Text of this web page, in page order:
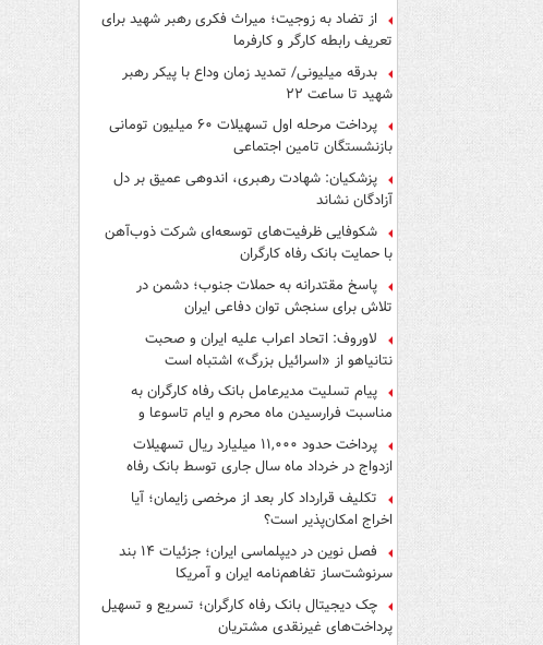
از تضاد به زوجیت؛ میراث فکری رهبر شهید برای
تعریف رابطه کارگر و کارفرما
بدرقه میلیونی/ تمدید زمان وداع با پیکر رهبر
شهید تا ساعت ۲۲
پرداخت مرحله اول تسهیلات ۶۰ میلیون تومانی
بازنشستگان تامین اجتماعی
پزشکیان: شهادت رهبری، اندوهی عمیق بر دل
آزادگان نشاند
شکوفایی ظرفیت‌های توسعه‌ای شرکت ذوب‌آهن
با حمایت‌ بانک رفاه کارگران
پاسخ مقتدرانه به حملات جنوب؛ دشمن در
تلاش برای سنجش توان دفاعی ایران
لاوروف: اتحاد اعراب علیه ایران و صحبت
نتانیاهو از «اسرائیل بزرگ» اشتباه است
پیام تسلیت مدیرعامل بانک رفاه کارگران به
مناسبت فرارسیدن ماه محرم و ایام تاسوعا و
عاشورای حسینی
پرداخت حدود ۱۱,۰۰۰ میلیارد ریال تسهیلات
ازدواج در خرداد ماه سال جاری توسط بانک رفاه
کارگران
تکلیف قرارداد کار بعد از مرخصی زایمان؛ آیا
اخراج امکان‌پذیر است؟
فصل نوین در دیپلماسی ایران؛ جزئیات ۱۴ بند
سرنوشت‌ساز تفاهم‌نامه ایران و آمریکا
چک دیجیتال بانک رفاه کارگران؛ تسریع و تسهیل
پرداخت‌های غیرنقدی مشتریان